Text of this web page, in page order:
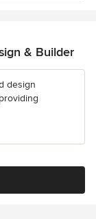
& Builder
design